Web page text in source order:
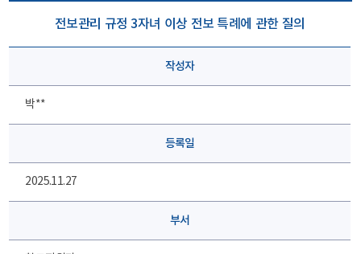
전보관리 규정 3자녀 이상 전보 특례에 관한 질의
작성자
박**
등록일
2025.11.27
부서